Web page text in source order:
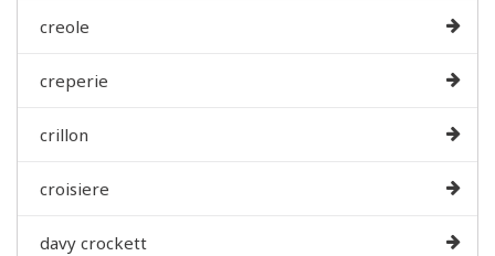
creole
creperie
crillon
croisiere
davy crockett